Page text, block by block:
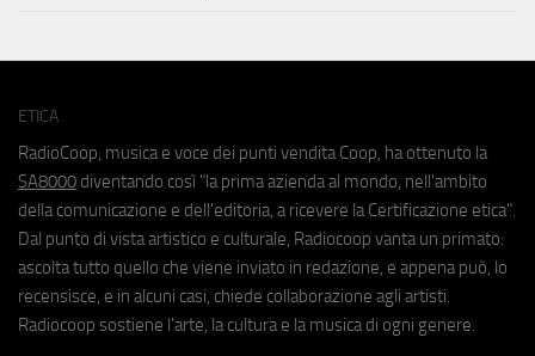
ETICA
RadioCoop, musica e voce dei punti vendita Coop, ha ottenuto la
SA8000 diventando così "la prima azienda al mondo, nell'ambito
della comunicazione e dell'editoria, a ricevere la Certificazione etica".
Dal punto di vista artistico e culturale, Radiocoop vanta un primato:
ascolta tutto quello che viene inviato in redazione, e appena può, lo
recensisce, e in alcuni casi, chiede collaborazione agli artisti.
Radiocoop sostiene l'arte, la cultura e la musica di ogni genere.